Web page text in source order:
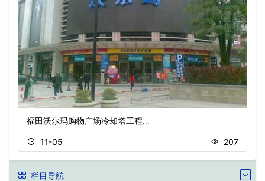
福田沃尔玛购物广场冷却塔工程…
11-05 207
栏目导航